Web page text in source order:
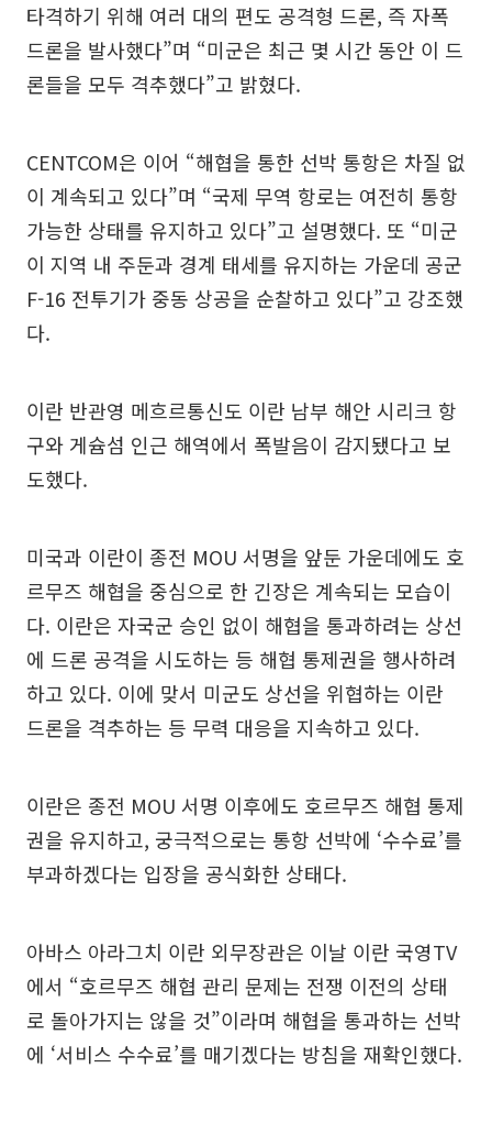
타격하기 위해 여러 대의 편도 공격형 드론, 즉 자폭
드론을 발사했다”며 “미군은 최근 몇 시간 동안 이 드
론들을 모두 격추했다”고 밝혔다.
CENTCOM은 이어 “해협을 통한 선박 통항은 차질 없
이 계속되고 있다”며 “국제 무역 항로는 여전히 통항
가능한 상태를 유지하고 있다”고 설명했다. 또 “미군
이 지역 내 주둔과 경계 태세를 유지하는 가운데 공군
F-16 전투기가 중동 상공을 순찰하고 있다”고 강조했
다.
이란 반관영 메흐르통신도 이란 남부 해안 시리크 항
구와 게슘섬 인근 해역에서 폭발음이 감지됐다고 보
도했다.
미국과 이란이 종전 MOU 서명을 앞둔 가운데에도 호
르무즈 해협을 중심으로 한 긴장은 계속되는 모습이
다. 이란은 자국군 승인 없이 해협을 통과하려는 상선
에 드론 공격을 시도하는 등 해협 통제권을 행사하려
하고 있다. 이에 맞서 미군도 상선을 위협하는 이란
드론을 격추하는 등 무력 대응을 지속하고 있다.
이란은 종전 MOU 서명 이후에도 호르무즈 해협 통제
권을 유지하고, 궁극적으로는 통항 선박에 ‘수수료’를
부과하겠다는 입장을 공식화한 상태다.
아바스 아라그치 이란 외무장관은 이날 이란 국영TV
에서 “호르무즈 해협 관리 문제는 전쟁 이전의 상태
로 돌아가지는 않을 것”이라며 해협을 통과하는 선박
에 ‘서비스 수수료’를 매기겠다는 방침을 재확인했다.